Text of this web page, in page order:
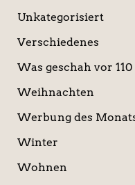
Unkategorisiert
Verschiedenes
Was geschah vor 110
Weihnachten
Werbung des
Winter
Wohnen